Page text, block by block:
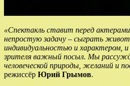
«Спектакль ставит перед
непростую задачу – сыграть
индивидуальностью и характером,
зрителя важный посыл. Мы
человеческой природы, желаний и
режиссёр Юрий Грымов.